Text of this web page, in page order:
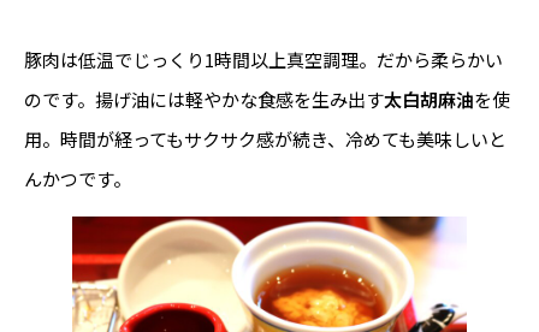
豚肉は低温でじっくり1時間以上真空調理。だから柔らかい
のです。揚げ油には軽やかな食感を生み出す太白胡麻油を使
用。時間が経ってもサクサク感が続き、冷めても美味しいと
んかつです。